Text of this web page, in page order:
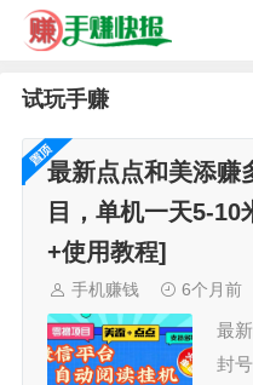
试玩手赚
最新点点和美添赚
目，单机一天5-
+使用教程]
手机赚钱 6个月前
最
封